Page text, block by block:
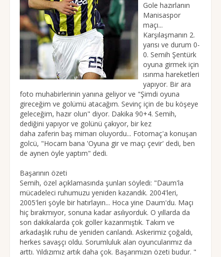
Gole hazırlanın
Manisaspor
maçı...
Karşılaşmanın 2.
yarısı ve durum 0-
0. Semih Şentürk
oyuna girmek için
ısınma hareketleri
yapıyor. Bir ara
foto muhabirlerinin yanına geliyor ve "Şimdi oyuna
gireceğim ve golümü atacağım. Sevinç için de bu köşeye
geleceğim, hazır olun" diyor. Dakika 90+4. Semih,
dediğini yapıyor ve golünü çakıyor, bir kez
daha zaferin baş mimarı oluyordu... Fotomaç'a konuşan
golcü, "Hocam bana 'Oyuna gir ve maçı çevir' dedi, ben
de aynen öyle yaptım" dedi.
Başarının özeti
Semih, özel açıklamasında şunları söyledi: "Daum'la
mücadeleci ruhumuzu yeniden kazandık. 2004'leri,
2005'leri şöyle bir hatırlayın... Hoca yine Daum'du. Maçı
hiç bırakmıyor, sonuna kadar asılıyorduk. O yıllarda da
son dakikalarda çok goller kazanmıştık. Takım ve
arkadaşlık ruhu de yeniden canlandı. Askerimiz çoğaldı,
herkes savaşçı oldu. Sorumluluk alan oyuncularımız da
arttı. Yıldızımız artık daha çok. Başarımızın özeti budur. "